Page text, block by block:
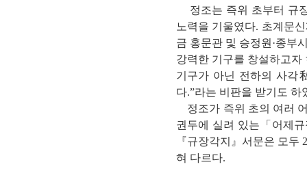
정조는 즉위 초부터 규
노력을 기울였다. 초계문
금 홍문관 및 승정원·종부
강력한 기구를 창설하고
기구가 아닌 전하의 사각
다.”라는 비판을 받기도 하
정조가 즉위 초의 여러
권두에 실려 있는「어제
『규장각지』서문은 모
혀 다르다.